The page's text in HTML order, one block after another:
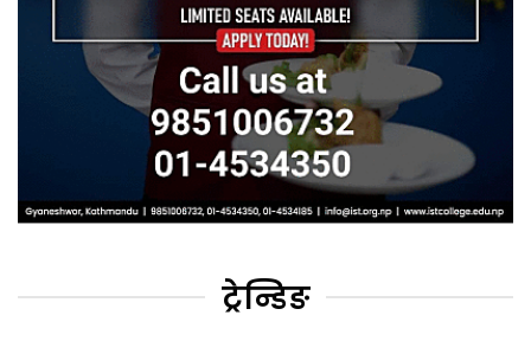
ट्रेन्डिङ